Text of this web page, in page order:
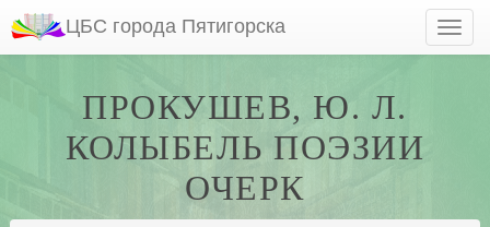
ЦБС города Пятигорска
ПРОКУШЕВ, Ю. Л.
КОЛЫБЕЛЬ ПОЭЗИИ
ОЧЕРК